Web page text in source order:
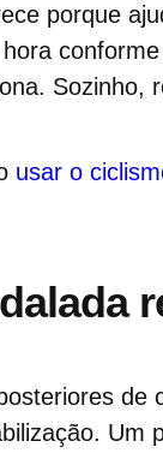
porque
Sozinho,
usar o
de
Um